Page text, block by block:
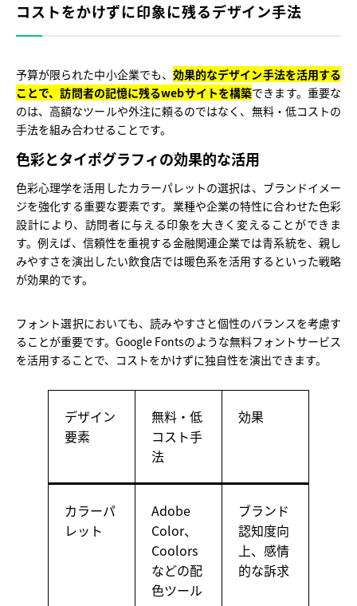
コストをかけずに印象に残るデザイン手法
予算が限られた中小企業でも、 効果的なデザイン手法を活用する
ことで、訪問者の記憶に残るwebサイトを構築できます。重要な
のは、高額なツールや外注に頼るのではなく、無料・低コストの
手法を組み合わせることです。
色彩とタイポグラフィの効果的な活用
色彩心理学を活用したカラーパレットの選択は、ブランドイメー
ジを強化する重要な要素です。業種や企業の特性に合わせた色彩
設計により、訪問者に与える印象を大きく変えることができま
す。例えば、信頼性を重視する金融関連企業では青系統を、親し
みやすさを演出したい飲食店では暖色系を活用するといった戦略
が効果的です。
フォント選択においても、読みやすさと個性のバランスを考慮す
ることが重要です。Google Fontsのような無料フォントサービス
を活用することで、コストをかけずに独自性を演出できます。
デザイン
要素
無料・低
コスト手
法
効果
カラーパ
レット
Adobe
Color、
Coolors
などの配
色ツール
ブランド
認知度向
上、感情
的な訴求